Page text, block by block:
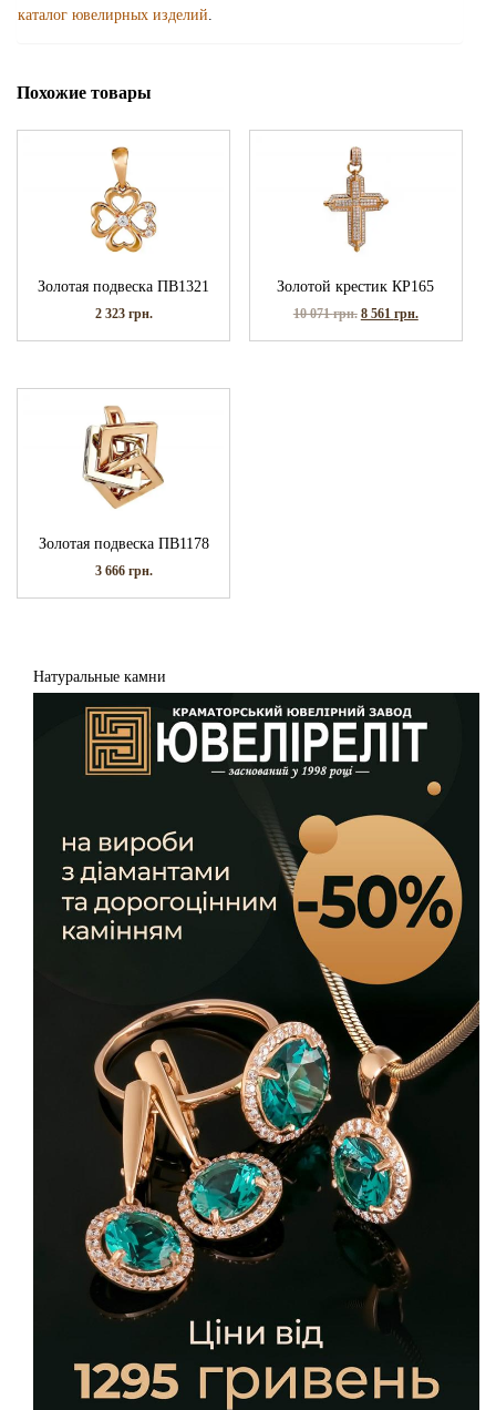
каталог ювелирных изделий
Похожие товары
Золотая подвеска ПВ1321
2 323 грн.
Золотой крестик КР165
10 071грн. 8 561 грн.
Золотая подвеска ПВ1178
3 666 грн.
Натуральные камни